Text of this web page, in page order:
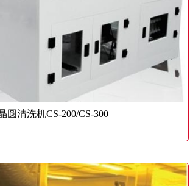
圆清洗机CS-200/CS-300